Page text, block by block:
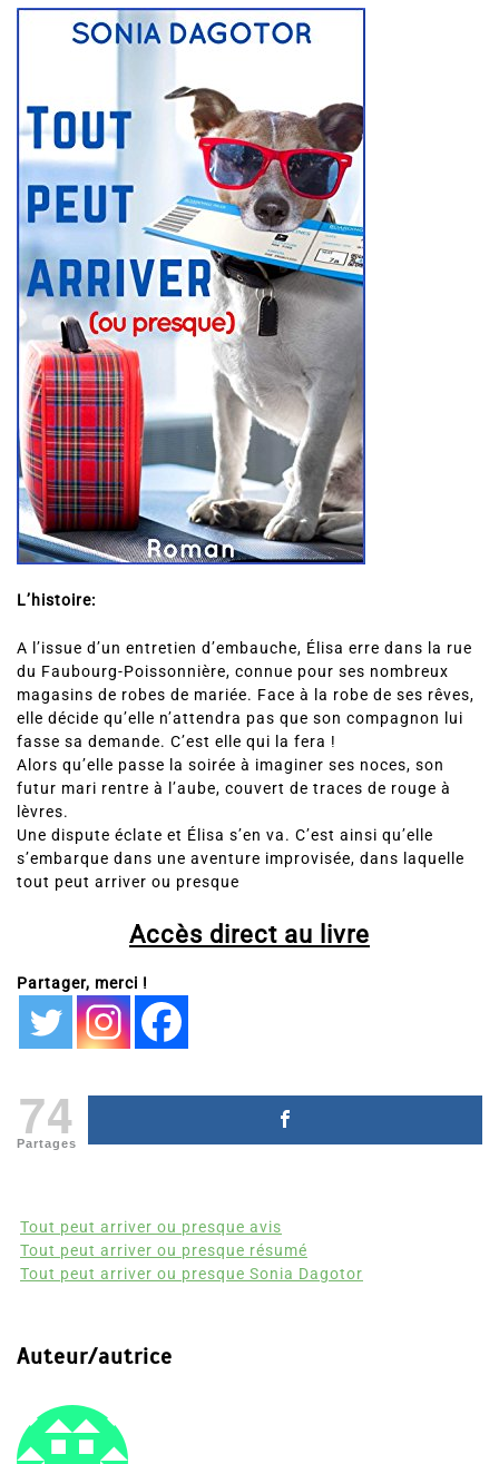
L’histoire:
A l’issue d’un entretien d’embauche, Élisa erre dans la rue
du Faubourg-Poissonnière, connue pour ses nombreux
magasins de robes de mariée. Face à la robe de ses rêves,
elle décide qu’elle n’attendra pas que son compagnon lui
fasse sa demande. C’est elle qui la fera !
Alors qu’elle passe la soirée à imaginer ses noces, son
futur mari rentre à l’aube, couvert de traces de rouge à
lèvres.
Une dispute éclate et Élisa s’en va. C’est ainsi qu’elle
s’embarque dans une aventure improvisée, dans laquelle
tout peut arriver ou presque
Accès direct au livre
Partager, merci !
74
Partages
Tout peut arriver ou presque avis
Tout peut arriver ou presque résumé
Tout peut arriver ou presque Sonia Dagotor
Auteur/autrice